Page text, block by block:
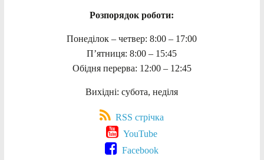
Розпорядок роботи:
Понеділок – четвер: 8:00 – 17:00
П’ятниця: 8:00 – 15:45
Обідня перерва: 12:00 – 12:45
Вихідні: субота, неділя
RSS стрічка
YouTube
Facebook